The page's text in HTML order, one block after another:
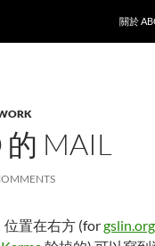
關於
MAIL
位置在右方 (forgslin.org